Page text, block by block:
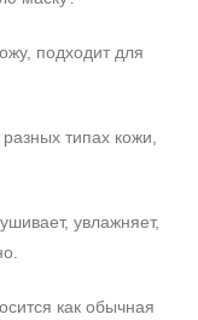
подходит для
типах кожи,
увлажняет,
как обычная